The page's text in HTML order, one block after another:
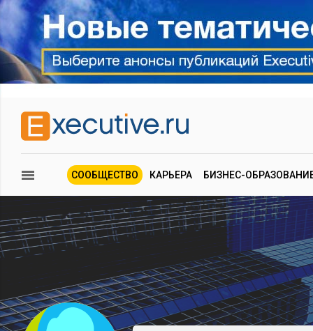
СООБЩЕСТВО КАРЬЕРА БИЗНЕС-